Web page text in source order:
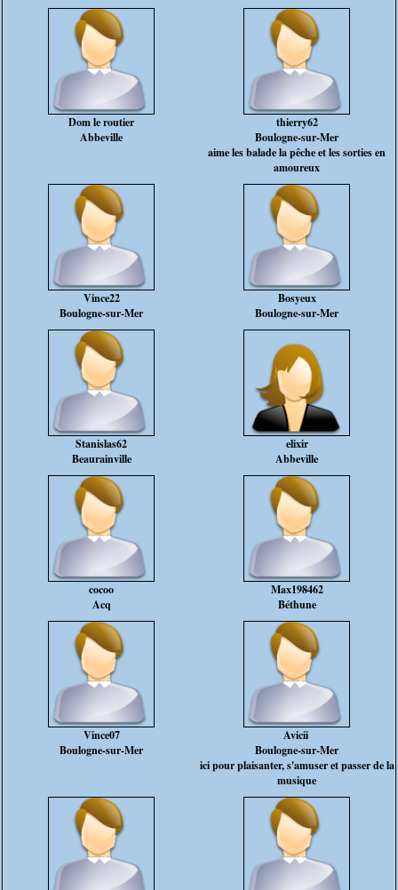
Dom le routier
Abbeville
thierry62
Boulogne-sur-Mer
aime les balade la pêche et les sorties en
amoureux
Vince22
Boulogne-sur-Mer
Bosyeux
Boulogne-sur-Mer
Stanislas62
Beaurainville
elixir
Abbeville
cocoo
Acq
Max198462
Béthune
Vince07
Boulogne-sur-Mer
Avicii
Boulogne-sur-Mer
ici pour plaisanter, s'amuser et passer de la
musique